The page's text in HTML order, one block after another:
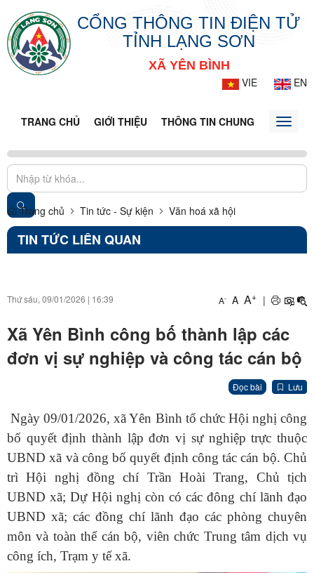
CỔNG THÔNG TIN ĐIỆN TỬ
TỈNH LẠNG SƠN
XÃ YÊN BÌNH
VIE
EN
TRANG CHỦ GIỚI THIỆU THÔNG TIN CHUNG DOANH
Toggle
Trang chủ Tin tức - Sự kiện Văn hoá xã hội
TIN TỨC LIÊN QUAN
Thứ sáu, 09/01/2026 | 16:39 A- A A+ |
Xã Yên Bình công bố thành lập các
đơn vị sự nghiệp và công tác cán bộ
Đọc bài Lưu
Ngày 09/01/2026, xã Yên Bình tổ chức Hội nghị công
bố quyết định thành lập đơn vị sự nghiệp trực thuộc
UBND xã và công bố quyết định công tác cán bộ. Chủ
trì Hội nghị đồng chí Trần Hoài Trang, Chủ tịch
UBND xã; Dự Hội nghị còn có các đông chí lãnh đạo
UBND xã; các đồng chí lãnh đạo các phòng chuyên
môn và toàn thể cán bộ, viên chức Trung tâm dịch vụ
công ích, Trạm y tế xã.